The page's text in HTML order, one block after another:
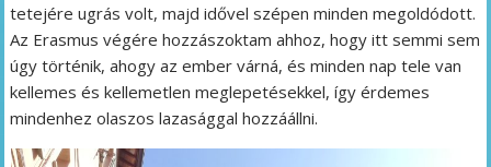
tetejére ugrás volt, majd idővel szépen minden megoldódott.
Az Erasmus végére hozzászoktam ahhoz, hogy itt semmi sem
úgy történik, ahogy az ember várná, és minden nap tele van
kellemes és kellemetlen meglepetésekkel, így érdemes
mindenhez olaszos lazasággal hozzáállni.